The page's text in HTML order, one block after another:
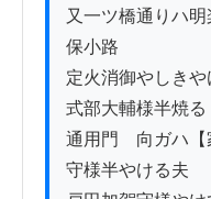
又一ツ橋通りハ
保小路
定火消御やしき
式部大輔様半焼る
通用門ゟ向ガハ
守様半やける夫ゟ